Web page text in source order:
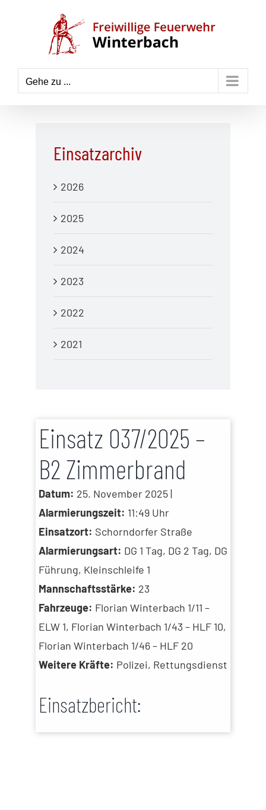
Gehe zu ...
Einsatz 037/2025 –
B2 Zimmerbrand
Datum: 25. November 2025 |
Alarmierungszeit: 11:49 Uhr
Einsatzort: Schorndorfer Straße
Alarmierungsart: DG 1 Tag, DG 2 Tag, DG
Führung, Kleinschleife 1
Mannschaftsstärke: 23
Fahrzeuge: Florian Winterbach 1/11 –
ELW 1, Florian Winterbach 1/43 – HLF 10,
Florian Winterbach 1/46 – HLF 20
Weitere Kräfte: Polizei, Rettungsdienst
Einsatzbericht:
Einsatzarchiv
2026
2025
2024
2023
2022
2021